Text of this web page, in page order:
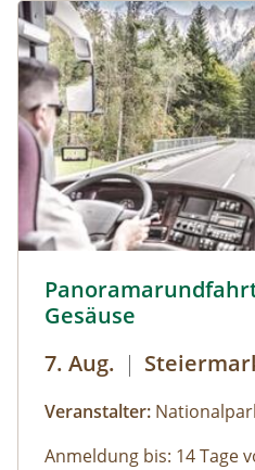
Gesäuse
7. Aug. |
Veranstalter:
Anmeldung bis: 14 Tage